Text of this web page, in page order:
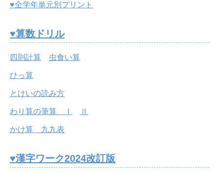
♥全学年単元別プリント
♥算数ドリル
四則計算 虫食い算
ひっ算
とけいの読み方
わり算の筆算 Ⅰ Ⅱ
かけ算 九九表
♥漢字ワーク2024改訂版